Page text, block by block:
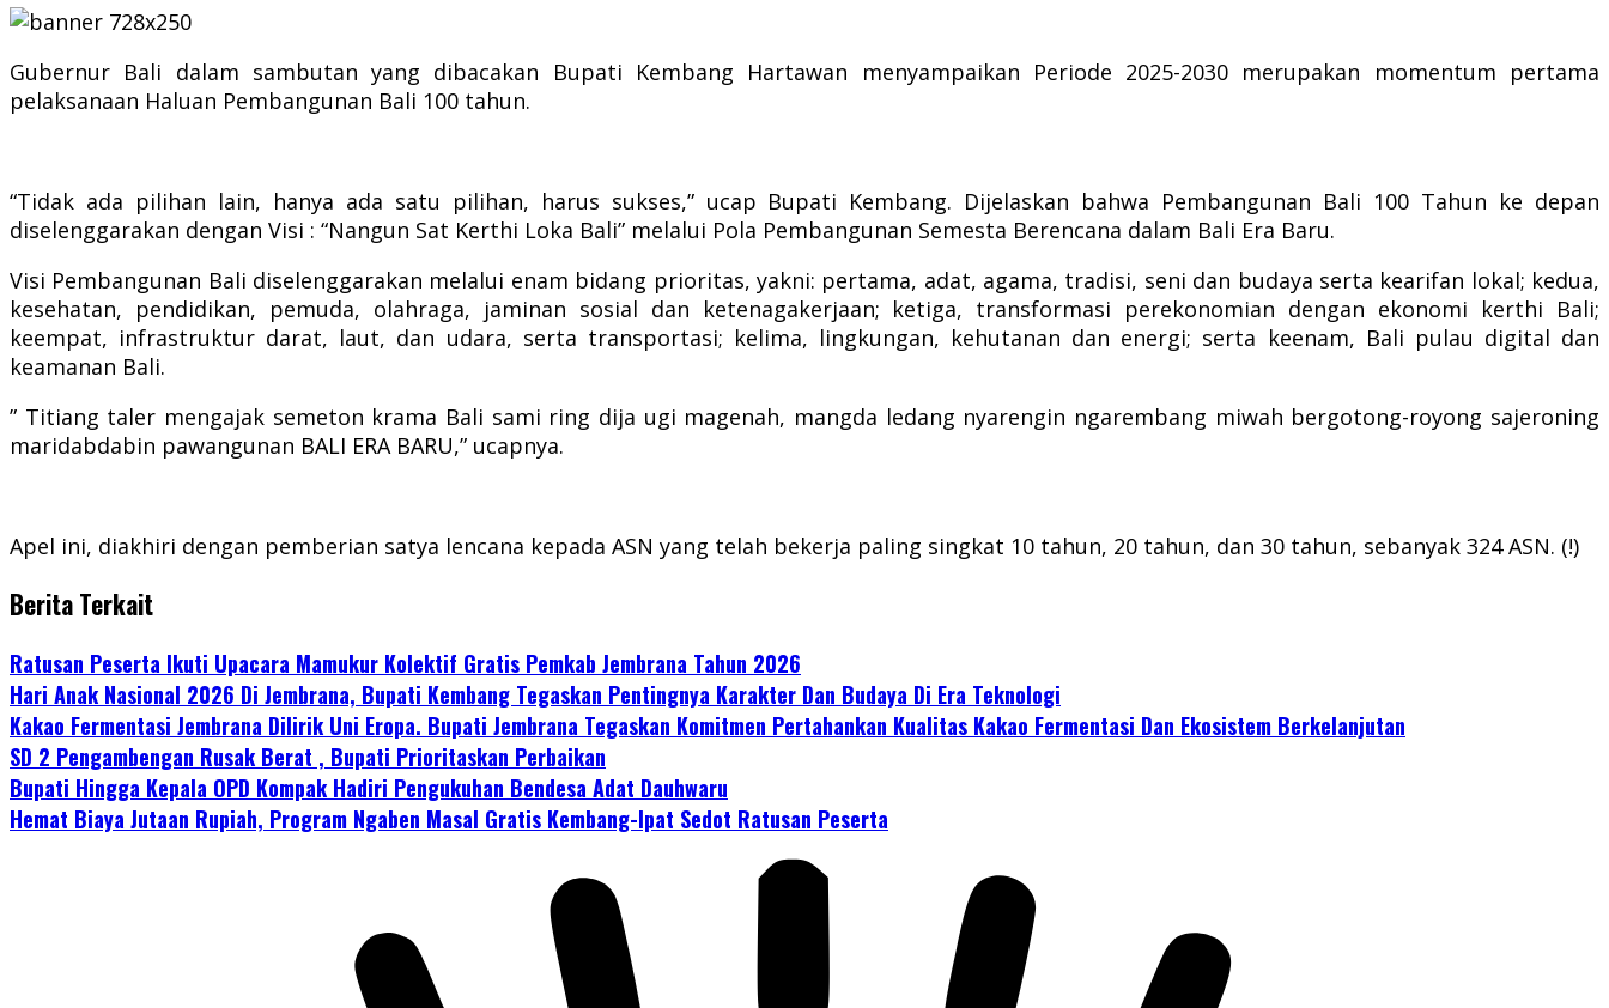
Gubernur Bali dalam sambutan yang dibacakan Bupati Kembang Hartawan menyampaikan Periode 2025-2030 merupakan momentum pertama
pelaksanaan Haluan Pembangunan Bali 100 tahun.
“Tidak ada pilihan lain, hanya ada satu pilihan, harus sukses,” ucap Bupati Kembang. Dijelaskan bahwa Pembangunan Bali 100 Tahun ke depan
diselenggarakan dengan Visi : “Nangun Sat Kerthi Loka Bali” melalui Pola Pembangunan Semesta Berencana dalam Bali Era Baru.
Visi Pembangunan Bali diselenggarakan melalui enam bidang prioritas, yakni: pertama, adat, agama, tradisi, seni dan budaya serta kearifan lokal; kedua,
kesehatan, pendidikan, pemuda, olahraga, jaminan sosial dan ketenagakerjaan; ketiga, transformasi perekonomian dengan ekonomi kerthi Bali;
keempat, infrastruktur darat, laut, dan udara, serta transportasi; kelima, lingkungan, kehutanan dan energi; serta keenam, Bali pulau digital dan
keamanan Bali.
” Titiang taler mengajak semeton krama Bali sami ring dija ugi magenah, mangda ledang nyarengin ngarembang miwah bergotong-royong sajeroning
maridabdabin pawangunan BALI ERA BARU,” ucapnya.
Apel ini, diakhiri dengan pemberian satya lencana kepada ASN yang telah bekerja paling singkat 10 tahun, 20 tahun, dan 30 tahun, sebanyak 324 ASN. (!)
Berita Terkait
Ratusan Peserta Ikuti Upacara Mamukur Kolektif Gratis Pemkab Jembrana Tahun 2026
Hari Anak Nasional 2026 Di Jembrana, Bupati Kembang Tegaskan Pentingnya Karakter Dan Budaya Di Era Teknologi
Kakao Fermentasi Jembrana Dilirik Uni Eropa. Bupati Jembrana Tegaskan Komitmen Pertahankan Kualitas Kakao Fermentasi Dan Ekosistem Berkelanjutan
SD 2 Pengambengan Rusak Berat , Bupati Prioritaskan Perbaikan
Bupati Hingga Kepala OPD Kompak Hadiri Pengukuhan Bendesa Adat Dauhwaru
Hemat Biaya Jutaan Rupiah, Program Ngaben Masal Gratis Kembang-Ipat Sedot Ratusan Peserta